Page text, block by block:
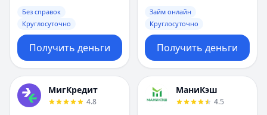
Без справок
Круглосуточно
Получить деньги
Займ онлайн
Круглосуточно
Получить деньги
МигКредит
4.8
МаниКэш
4.5